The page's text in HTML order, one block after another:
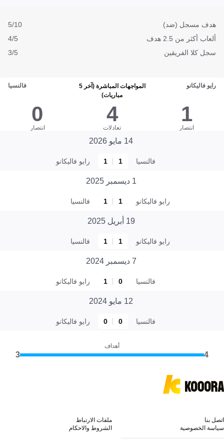
هدف مسجل (ضد)
5/10
ألعاب أكثر من 2.5 هدف
4/5
سجل كلا الفريقين
3/5
رايو فاليكانو
المواجهات المباشرة (آخر 5
مباريات)
فالنسيا
1
انتصار
4
تعادلات
0
انتصار
14 مايو 2026
فالنسيا 1
1 رايو فاليكانو
1 ديسمبر 2025
رايو فاليكانو 1
1 فالنسيا
19 أبريل 2025
رايو فاليكانو 1
1 فالنسيا
7 ديسمبر 2024
فالنسيا 0
1 رايو فاليكانو
12 مايو 2024
فالنسيا 0
0 رايو فاليكانو
أهداف
4
3
اتصل بنا
ملفات الارتباط
سياسة الخصوصية
الشروط والاحكام